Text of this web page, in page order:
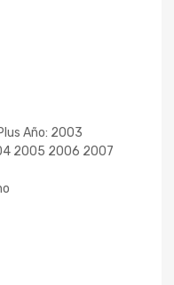
Año: 2003
2005 2006 2007